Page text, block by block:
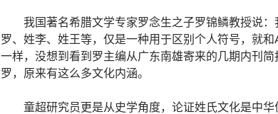
我国著名希腊文学专家罗念生之子罗锦鳞教授说：
罗、姓李、姓王等，仅是一种用于区别个人符号，就和
一样，没想到看到罗主编从广东南雄寄来的几期内刊简
罗，原来有这么多文化内涵。
童超研究员更是从史学角度，论证姓氏文化是中